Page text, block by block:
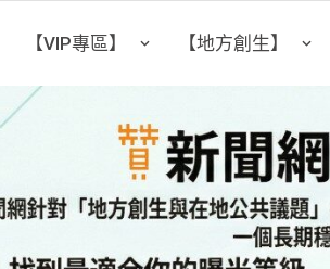
【VIP專區】 【地方創生】